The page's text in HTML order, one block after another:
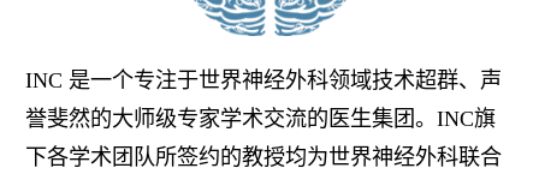
INC 是一个专注于世界神经外科领域技术超群、声
誉斐然的大师级专家学术交流的医生集团。INC旗
下各学术团队所签约的教授均为世界神经外科联合